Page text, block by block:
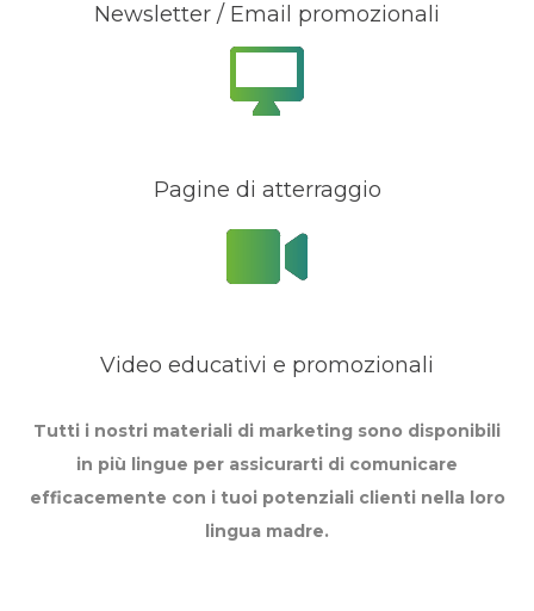
Newsletter / Email promozionali
Pagine di atterraggio
Video educativi e promozionali
Tutti i nostri materiali di marketing sono disponibili
in più lingue per assicurarti di comunicare
efficacemente con i tuoi potenziali clienti nella loro
lingua madre.